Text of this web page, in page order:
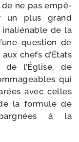
ne pas empê­
un plus grand
inalié­nable de la
ques­tion de
chefs d’États
de l’Église, de
qui
avec celles
la for­mule de
à la